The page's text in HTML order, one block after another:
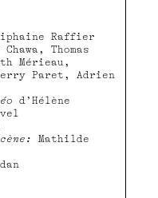
Raffier
Thomas
Mérieau,
Paret, Adrien
d’Hélène
Mathilde